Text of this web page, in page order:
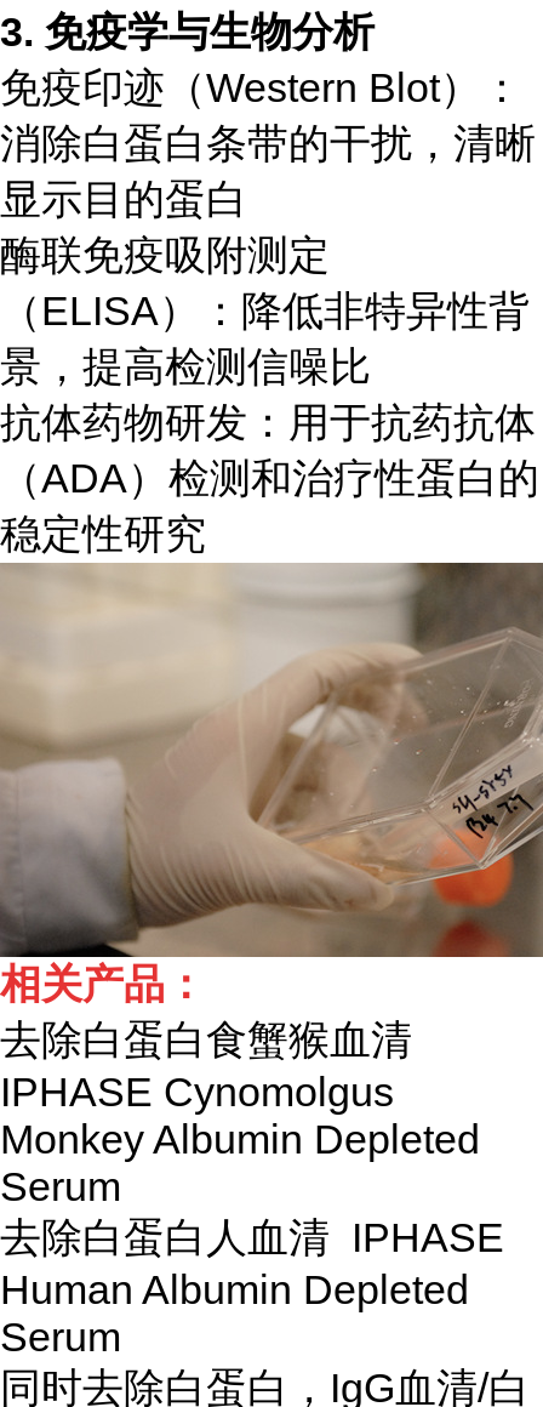
3. 免疫学与生物分析
免疫印迹（Western Blot）：
消除白蛋白条带的干扰，清晰
显示目的蛋白
酶联免疫吸附测定
（ELISA）：降低非特异性背
景，提高检测信噪比
抗体药物研发：用于抗药抗体
（ADA）检测和治疗性蛋白的
稳定性研究
相关产品：
去除白蛋白食蟹猴血清
IPHASE Cynomolgus
Monkey Albumin Depleted
Serum
去除白蛋白人血清 IPHASE
Human Albumin Depleted
Serum
同时去除白蛋白，IgG血清/白